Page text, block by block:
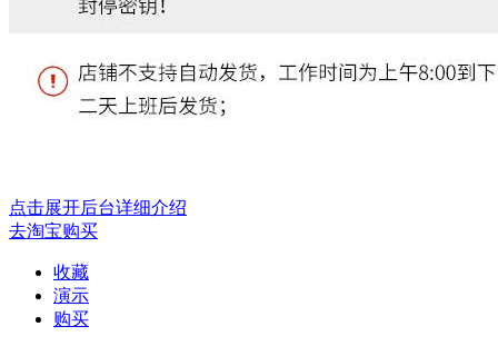
点击展开后台详细介绍
去淘宝购买
收藏
演示
购买